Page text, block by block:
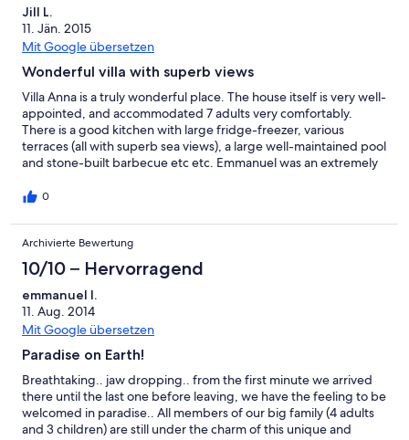
house is ideally located at less than 10 minutes from Porto Helli
(restaurants, supermarkets…) and it faces Spetses Island that we
can reach in a few minutes with small taxi boats. Very nice and
stay really exclusive is that the area is spared from mass tourism.
We would be glad to return there very soon!
Jill L.
11. Jän. 2015
Mit Google übersetzen
Wonderful villa with superb views
Villa Anna is a truly wonderful place. The house itself is very well-
appointed, and accommodated 7 adults very comfortably.
There is a good kitchen with large fridge-freezer, various
terraces (all with superb sea views), a large well-maintained pool
and stone-built barbecue etc etc. Emmanuel was an extremely
extremely late, and guided us to the house. Even though he was
neighbour to help us with anything we needed e.g. when there
were power cuts she arrived to turn on the generator. There are
various beaches, but the nearest is the best, a 5 minute car drive
or 12 minute walk. Car hire is essential.
0
Archivierte Bewertung
10/10 – Hervorragend
emmanuel l.
11. Aug. 2014
Mit Google übersetzen
Paradise on Earth!
Breathtaking.. jaw dropping.. from the first minute we arrived
there until the last one before leaving, we have the feeling to be
welcomed in paradise.. All members of our big family (4 adults
and 3 children) are still under the charm of this unique and